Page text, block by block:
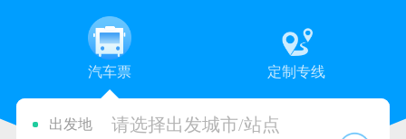
汽车票 定制专线
出发地 请选择出发城市/站点